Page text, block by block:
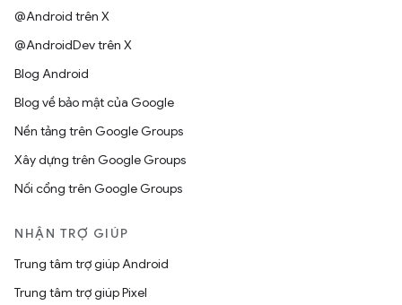
@Android trên X
@AndroidDev trên X
Blog Android
Blog về bảo mật của Google
Nền tảng trên Google Groups
Xây dựng trên Google Groups
Nối cổng trên Google Groups
NHẬN TRỢ GIÚP
Trung tâm trợ giúp Android
Trung tâm trợ giúp Pixel